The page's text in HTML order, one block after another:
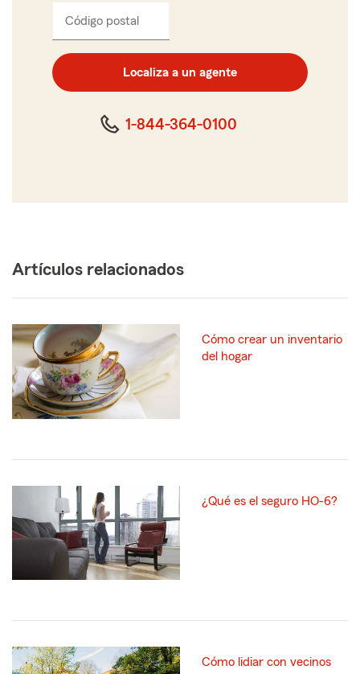
Código postal
código
postal
de
cinco
Localiza a un agente
1-844-364-0100
Artículos relacionados
Cómo crear un inventario
del hogar
¿Qué es el seguro HO-6?
Cómo lidiar con vecinos